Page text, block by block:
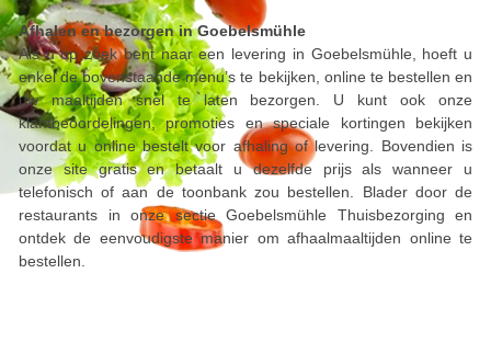
Afhalen en bezorgen in Goebelsmühle
Als u op zoek bent naar een levering in Goebelsmühle, hoeft u
enkel de bovenstaande menu’s te bekijken, online te bestellen en
uw maaltijden snel te laten bezorgen. U kunt ook onze
klantbeoordelingen, promoties en speciale kortingen bekijken
voordat u online bestelt voor afhaling of levering. Bovendien is
onze site gratis en betaalt u dezelfde prijs als wanneer u
telefonisch of aan de toonbank zou bestellen. Blader door de
restaurants in onze sectie Goebelsmühle Thuisbezorging en
ontdek de eenvoudigste manier om afhaalmaaltijden online te
bestellen.